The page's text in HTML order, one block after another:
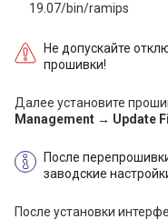
19.07/bin/ramips
Не допускайте
прошивки!
Далее установите
Management → Update
После
заводские
После установки